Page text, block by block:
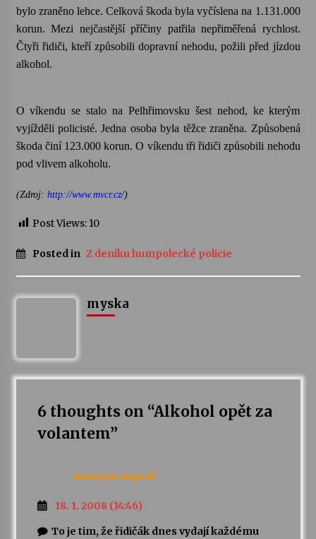
bylo zraněno lehce. Celková škoda byla vyčíslena na 1.131.000
korun. Mezi nejčastější příčiny patřila nepřiměřená rychlost.
Čtyři řidiči, kteří způsobili dopravní nehodu, požili před jízdou
alkohol.
O víkendu se stalo na Pelhřimovsku šest nehod, ke kterým
vyjížděli policisté. Jedna osoba byla těžce zraněna. Způsobená
škoda činí 123.000 korun. O víkendu tři řidiči způsobili nehodu
pod vlivem alkoholu.
(Zdroj: http://www.mvcr.cz/)
Post Views: 10
Posted in Z deníku humpolecké policie
myska
6 thoughts on “Alkohol opět za
volantem”
Anonym napsal:
18. 1. 2008 (14:46)
To je tim, že řidičák dnes vydají každému